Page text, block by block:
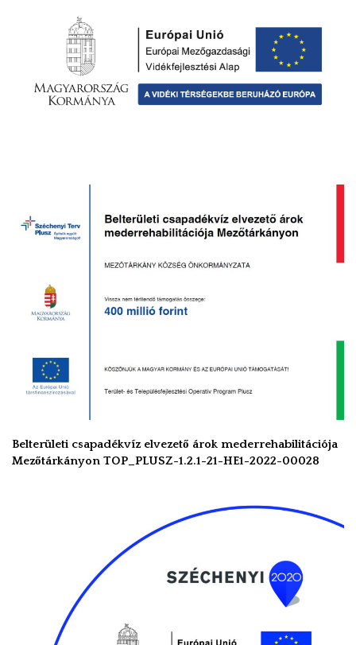
Belterületi csapadékvíz elvezető árok mederrehabilitációja
Mezőtárkányon TOP_PLUSZ-1.2.1-21-HE1-2022-00028